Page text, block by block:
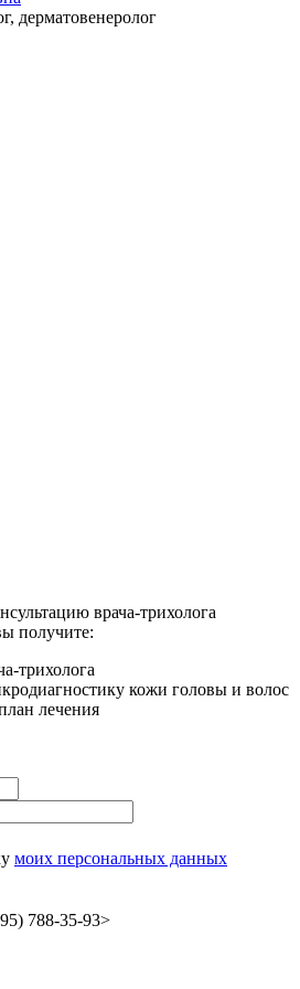
дерматовенеролог
врача-трихолога
получите:
трихолога
кожи головы и волос
лечения
моих персональных данных
788-35-93>